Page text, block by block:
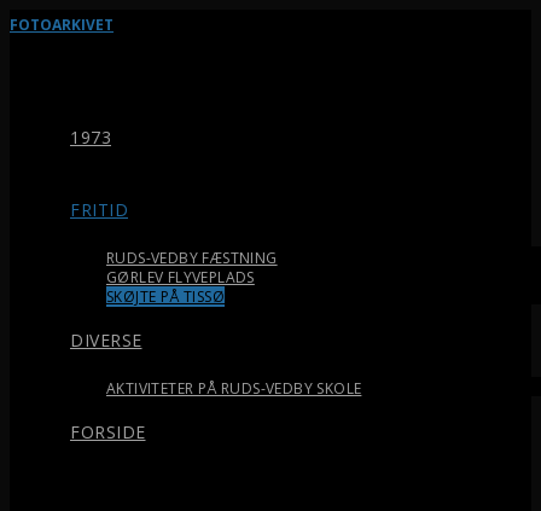
FOTOARKIVET
1973
FRITID
RUDS-VEDBY FÆSTNING
GØRLEV FLYVEPLADS
SKØJTE PÅ TISSØ
DIVERSE
AKTIVITETER PÅ RUDS-VEDBY SKOLE
FORSIDE